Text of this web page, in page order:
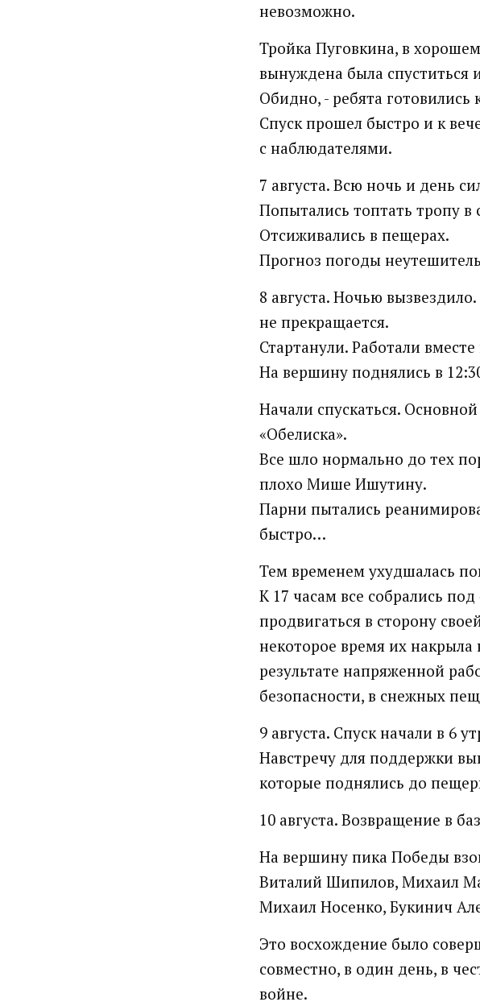
невозможно.
Тройка Пуговкина, в
вынуждена была спуститься
Обидно, - ребята
Спуск прошел быстро и к
с наблюдателями.
7 августа. Всю ночь и день
Попытались топтать тропу
Отсиживались в пещерах.
Прогноз погоды
8 августа. Ночью
не прекращается.
Стартанули. Работали
На вершину поднялись в
Начали спускаться.
«Обелиска».
Все шло нормально до тех
плохо Мише Ишутину.
Парни пытались
быстро…
Тем временем ухудшалась
К 17 часам все собрались
продвигаться в сторону
некоторое время их накрыла
результате напряженной
безопасности, в снежных
9 августа. Спуск начали в 6
Навстречу для поддержки
которые поднялись до
10 августа. Возвращение в
На вершину пика Победы
Виталий Шипилов, Михаил
Михаил Носенко, Букинич
Это восхождение было
совместно, в один день, в
войне.